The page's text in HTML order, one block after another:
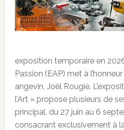
exposition temporaire en
Passion (EAP) met à
angevin, Joël Rougié.
l’Art » propose plusieurs de
principal, du 27 juin au 6
consacrant exclusivement à